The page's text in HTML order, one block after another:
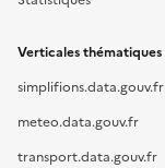
Verticales thématiques
simplifions.data.gouv.fr
meteo.data.gouv.fr
transport.data.gouv.fr